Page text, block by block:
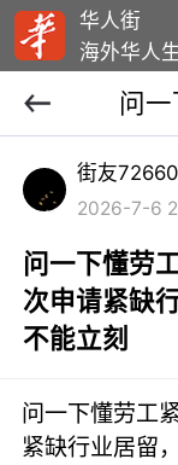
华人街
海外华人
街友
2026-7-6
问一下懂劳
次申请紧缺
不能立刻
问一下懂劳工
紧缺行业居留